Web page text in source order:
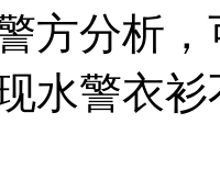
方分析
水警衣